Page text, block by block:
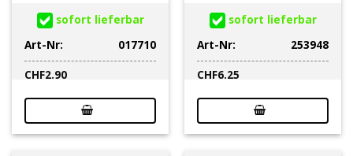
sofort lieferbar
Art-Nr:
017710
CHF2.90
sofort lieferbar
Art-Nr:
253948
CHF6.25